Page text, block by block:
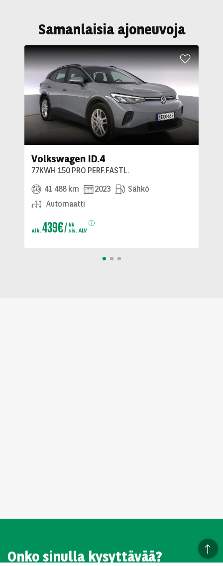
Samanlaisia ajoneuvoja
Volkswagen ID.4
77KWH 150 PRO PERF.FASTL.
41 488 km
2023
Sähkö
Automaatti
alk. 439€
kk
sis. ALV
Onko sinulla kysyttävää?